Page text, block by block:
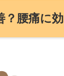
？腰痛に